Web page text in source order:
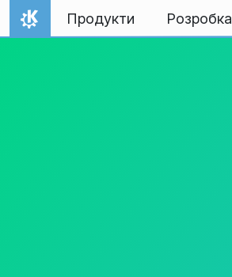
Перейти до вмісту
Домівка
Продукти Розробка